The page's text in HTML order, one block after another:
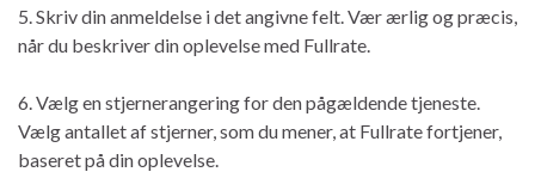
5. Skriv din anmeldelse i det angivne felt. Vær ærlig og præcis,
når du beskriver din oplevelse med Fullrate.
6. Vælg en stjernerangering for den pågældende tjeneste.
Vælg antallet af stjerner, som du mener, at Fullrate fortjener,
baseret på din oplevelse.